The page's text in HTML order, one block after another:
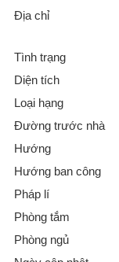
Địa chỉ
Tình trạng
Diện tích
Loại hạng
Đường trước nhà
Hướng
Hướng ban công
Pháp lí
Phòng tắm
Phòng ngủ